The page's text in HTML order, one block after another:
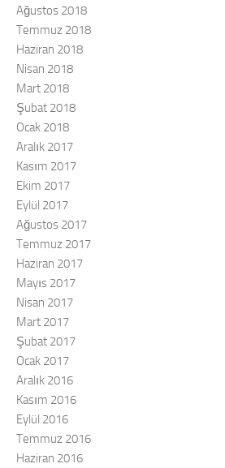
Ağustos 2018
Temmuz 2018
Haziran 2018
Nisan 2018
Mart 2018
Şubat 2018
Ocak 2018
Aralık 2017
Kasım 2017
Ekim 2017
Eylül 2017
Ağustos 2017
Temmuz 2017
Haziran 2017
Mayıs 2017
Nisan 2017
Mart 2017
Şubat 2017
Ocak 2017
Aralık 2016
Kasım 2016
Eylül 2016
Temmuz 2016
Haziran 2016